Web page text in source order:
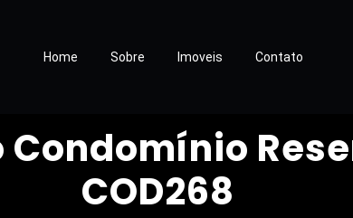
Home Sobre Imoveis Contato
Condomínio
COD268